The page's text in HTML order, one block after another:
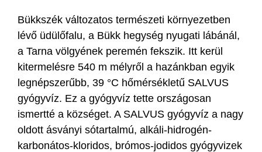
Bükkszék változatos természeti környezetben
lévő üdülőfalu, a Bükk hegység nyugati lábánál,
a Tarna völgyének peremén fekszik. Itt kerül
kitermelésre 540 m mélyről a hazánkban egyik
legnépszerűbb, 39 °C hőmérsékletű SALVUS
gyógyvíz. Ez a gyógyvíz tette országosan
ismertté a községet. A SALVUS gyógyvíz a nagy
oldott ásványi sótartalmú, alkáli-hidrogén-
karbonátos-kloridos, brómos-jodidos gyógyvizek